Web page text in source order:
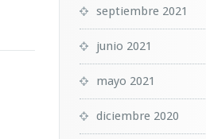
septiembre 2021
junio 2021
mayo 2021
diciembre 2020